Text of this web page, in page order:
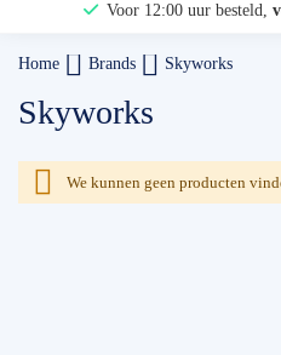
Voor 12:00 uur besteld,
Bekijk hier
Home Brands Skyworks
Skyworks
We kunnen geen producten